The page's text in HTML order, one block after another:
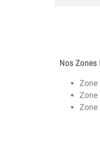
Nos
Zone
Zone
Zone